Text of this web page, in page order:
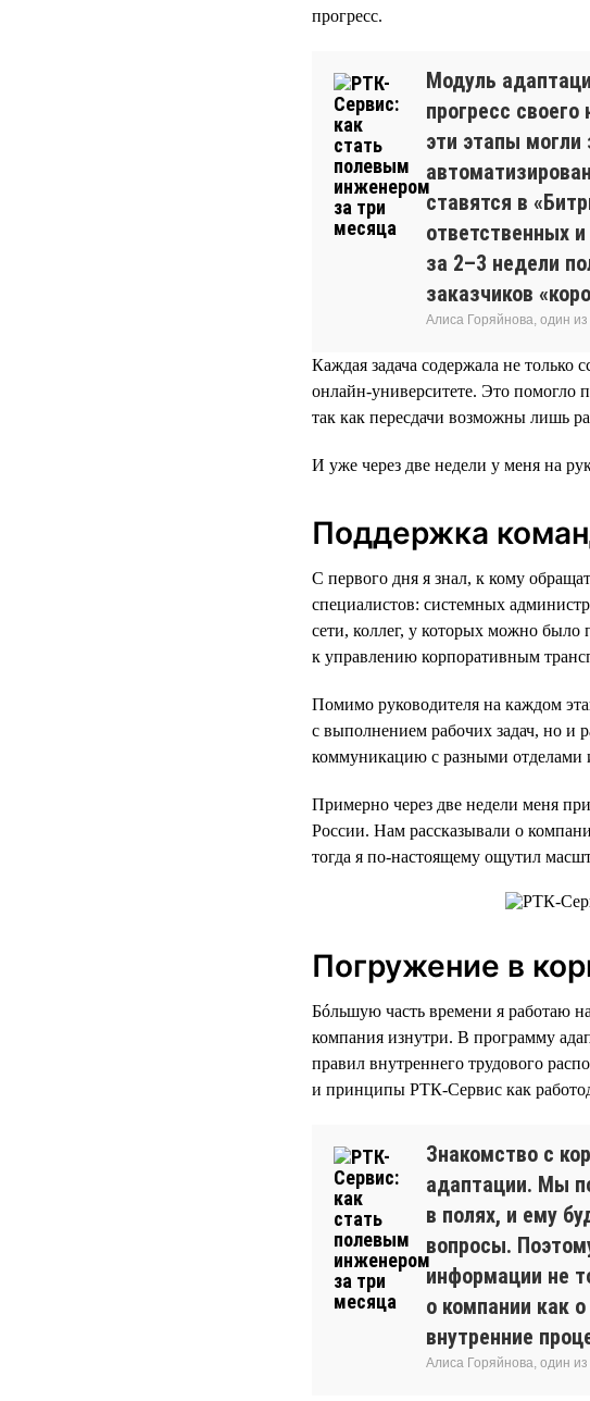
прогресс.
Модуль
прогресс
эти этапы могли
ставятся в
ответственных
за 2–3 недели
заказчиков
Алиса Горяйнова, один
Каждая задача содержала не только
онлайн-университете. Это помогло
так как пересдачи возможны лишь
И уже через две недели у меня на
Поддержка
С первого дня я знал, к кому
специалистов: системных
сети, коллег, у которых можно было
к управлению корпоративным
Помимо руководителя на каждом
с выполнением рабочих задач, но и
коммуникацию с разными отделами
Примерно через две недели меня
России. Нам рассказывали о
тогда я по-настоящему ощутил
Погружение в
Бóльшую часть времени я работаю
компания изнутри. В программу
правил внутреннего трудового
и принципы РТК-Сервис как
Знакомство с
адаптации. Мы
в полях, и ему
вопросы.
информации не
о компании как
внутренние
Алиса Горяйнова, один